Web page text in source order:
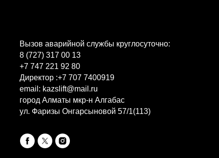
Вызов аварийной службы круглосуточно:
8 (727) 317 00 13
+7 747 221 92 80
Директор :+7 707 7400919
email: kazslift@mail.ru
город Алматы мкр-н Алгабас
ул. Фаризы Онгарсыновой 57/1(113)